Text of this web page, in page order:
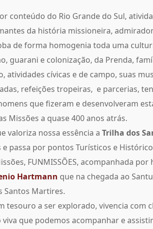
conteúdo do Rio Grande do Sul,
da história missioneira,
de forma homogenia toda uma
guarani e colonização, da Prenda,
atividades cívicas e de campo, suas
refeições tropeiras, e parcerias,
que fizeram e desenvolveram
Missões a quase 400 anos atrás.
valoriza nossa essência a Trilha dos
passa por pontos Turísticos e
FUNMISSÕES, acompanhada
Hartmann que na chegada ao
Santos Martires.
tesouro a ser explorado, vivencia com
que podemos acompanhar e